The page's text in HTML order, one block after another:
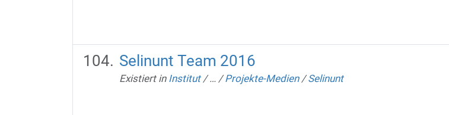
Selinunt Team 2016
Existiert in Institut /… /Projekte-Medien /Selinunt